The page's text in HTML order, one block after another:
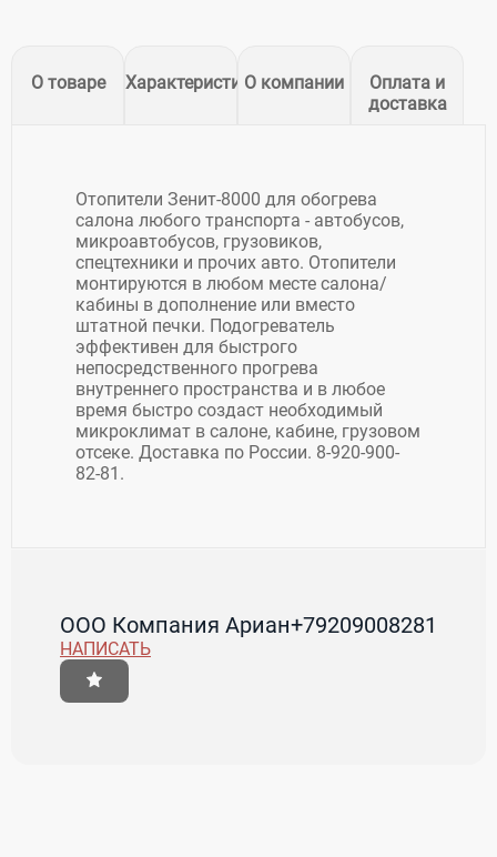
О товаре ХарактеристикиО компании
Оплата и
доставка
Отопители Зенит-8000 для обогрева
салона любого транспорта - автобусов,
микроавтобусов, грузовиков,
спецтехники и прочих авто. Отопители
монтируются в любом месте салона/
кабины в дополнение или вместо
штатной печки. Подогреватель
эффективен для быстрого
непосредственного прогрева
внутреннего пространства и в любое
время быстро создаст необходимый
микроклимат в салоне, кабине, грузовом
отсеке. Доставка по России. 8-920-900-
82-81.
ООО Компания Ариан+79209008281
НАПИСАТЬ